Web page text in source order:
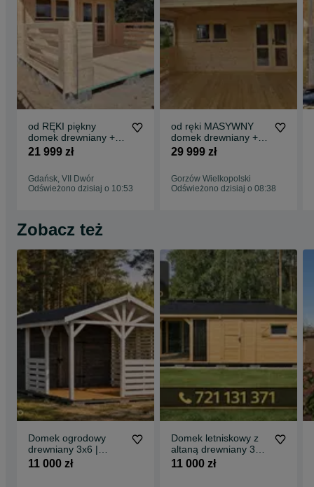
od RĘKI piękny
domek drewniany +
TARAS* 7m x 4m*28
21 999 zł
Gdańsk, VII Dwór
Odświeżono dzisiaj o 10:53
od ręki MASYWNY
domek drewniany +
TARAS* 8m x 5m*40
29 999 zł
Gorzów Wielkopolski
Odświeżono dzisiaj o 08:38
Zobacz też
Domek ogrodowy
drewniany 3x6 |
producent |
11 000 zł
Domek letniskowy z
altaną drewniany 3x6
producent | montaż
11 000 zł